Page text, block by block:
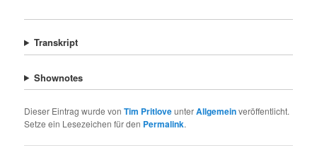
Transkript
Shownotes
Dieser Eintrag wurde vonTim PritloveunterAllgemeinveröffentlicht.
Setze ein Lesezeichen für den Permalink.